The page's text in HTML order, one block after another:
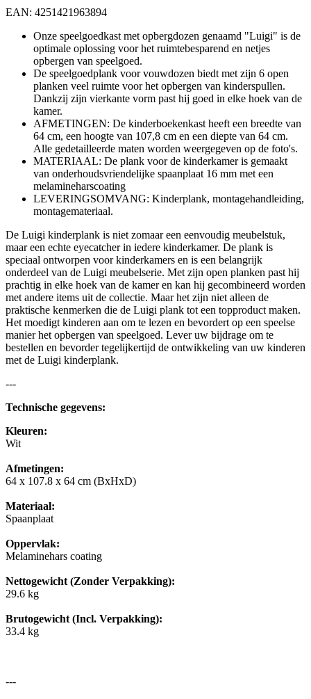
EAN: 4251421963894
Onze speelgoedkast met opbergdozen genaamd "Luigi" is de
optimale oplossing voor het ruimtebesparend en netjes
opbergen van speelgoed.
De speelgoedplank voor vouwdozen biedt met zijn 6 open
planken veel ruimte voor het opbergen van kinderspullen.
Dankzij zijn vierkante vorm past hij goed in elke hoek van de
kamer.
AFMETINGEN: De kinderboekenkast heeft een breedte van
64 cm, een hoogte van 107,8 cm en een diepte van 64 cm.
Alle gedetailleerde maten worden weergegeven op de foto's.
MATERIAAL: De plank voor de kinderkamer is gemaakt
van onderhoudsvriendelijke spaanplaat 16 mm met een
melamineharscoating
LEVERINGSOMVANG: Kinderplank, montagehandleiding,
montagemateriaal.
De Luigi kinderplank is niet zomaar een eenvoudig meubelstuk,
maar een echte eyecatcher in iedere kinderkamer. De plank is
speciaal ontworpen voor kinderkamers en is een belangrijk
onderdeel van de Luigi meubelserie. Met zijn open planken past hij
prachtig in elke hoek van de kamer en kan hij gecombineerd worden
met andere items uit de collectie. Maar het zijn niet alleen de
praktische kenmerken die de Luigi plank tot een topproduct maken.
Het moedigt kinderen aan om te lezen en bevordert op een speelse
manier het opbergen van speelgoed. Lever uw bijdrage om te
bestellen en bevorder tegelijkertijd de ontwikkeling van uw kinderen
met de Luigi kinderplank.
---
Technische gegevens:
Kleuren:
Wit
Afmetingen:
64 x 107.8 x 64 cm (BxHxD)
Materiaal:
Spaanplaat
Oppervlak:
Melaminehars coating
Nettogewicht (Zonder Verpakking):
29.6 kg
Brutogewicht (Incl. Verpakking):
33.4 kg
---